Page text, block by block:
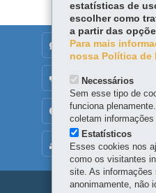
MAPA DO SITE
DENUNCIE CORRUPÇÃO
OUVIDORIA
TRANSPARÊNCIA
estatísticas de
escolher como
a partir das
Para mais
nossa Política de
Necessários
Sem esse tipo de
funciona
coletam
Estatísticos
Esses cookies nos
como os visitantes
site. As informações
anonimamente, não